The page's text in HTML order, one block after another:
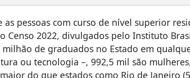
pessoas com curso de nível superior
Censo 2022, divulgados pelo Instituto
milhão de graduados no Estado em
ou tecnologia –, 992,5 mil são
do que estados como Rio de Janeiro